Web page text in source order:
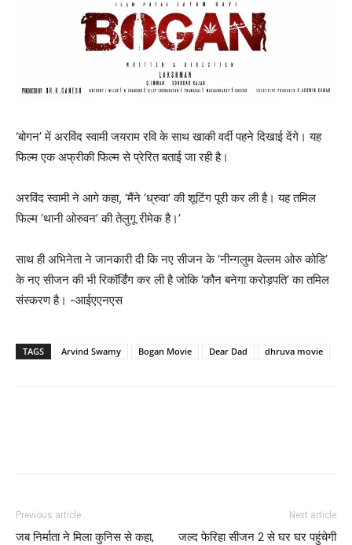
‘बोगन’ में अरविंद स्‍वामी जयराम रवि के साथ खाकी वर्दी पहने दिखाई देंगे। यह
फिल्‍म एक अफ्रीकी फिल्‍म से प्रेरित बताई जा रही है।
अरविंद स्वामी ने आगे कहा, ‘मैंने ‘ध्रुवा’ की शूटिंग पूरी कर ली है। यह तमिल
फिल्म ‘थानी ओरुवन’ की तेलुगू रीमेक है।’
साथ ही अभिनेता ने जानकारी दी कि नए सीजन के ‘नीन्गलुम वेल्लम ओरु कोडि’
के नए सीजन की भी रिकॉर्डिंग कर ली है जोकि ‘कौन बनेगा करोड़पति’ का तमिल
संस्करण है। -आईएएनएस
TAGS Arvind Swamy Bogan Movie Dear Dad dhruva movie
Previous article
जब निर्माता ने मिला कुनिस से कहा,
Next article
जल्‍द फेरिहा सीजन 2 से घर घर पहुंचेगी